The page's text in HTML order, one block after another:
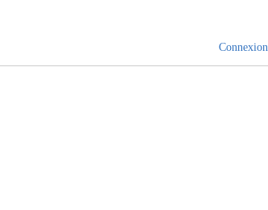
Connexion